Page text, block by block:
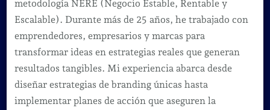
metodología NERE (Negocio Estable, Rentable y
Escalable). Durante más de 25 años, he trabajado con
emprendedores, empresarios y marcas para
transformar ideas en estrategias reales que generan
resultados tangibles. Mi experiencia abarca desde
diseñar estrategias de branding únicas hasta
implementar planes de acción que aseguren la